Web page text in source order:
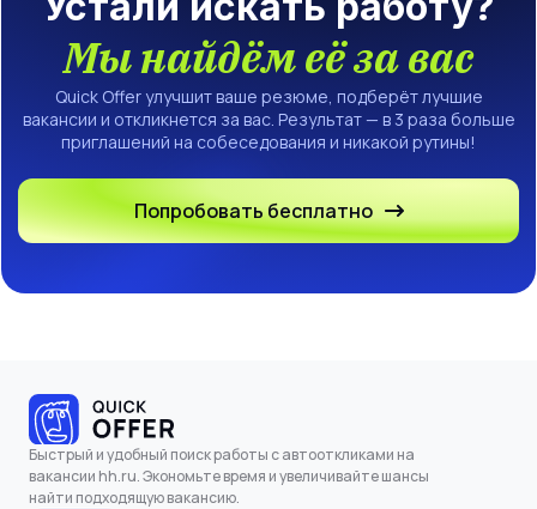
Мы найдём её за вас
Quick Offer улучшит ваше резюме, подберёт лучшие
вакансии и откликнется за вас. Результат — в 3 раза больше
приглашений на собеседования и никакой рутины!
Попробовать бесплатно
Быстрый и удобный поиск работы с автооткликами на
вакансии hh.ru. Экономьте время и увеличивайте шансы
найти подходящую вакансию.